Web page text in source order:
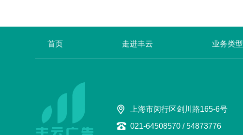
首页 走进丰云 业务类型
上海市闵行区剑川路165-6号
021-64508570 / 54873776